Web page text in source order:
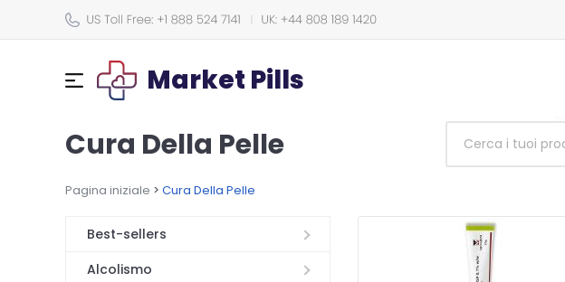
Market Pills
Cura Della Pelle
Pagina iniziale > Cura Della Pelle
Best-sellers
Alcolismo